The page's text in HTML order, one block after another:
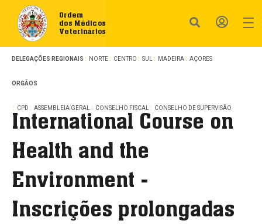
Ordem
dos Médicos
Veterinários
DELEGAÇÕES REGIONAIS NORTE CENTRO SUL MADEIRA AÇORES
ORGÃOS
CPD ASSEMBLEIA GERAL CONSELHO FISCAL CONSELHO DE SUPERVISÃO
International Course on
Health and the
Environment -
Inscrições prolongadas